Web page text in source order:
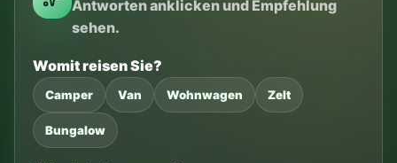
Ruhezeit 22:00-07:00
Camping Check-out 12:00